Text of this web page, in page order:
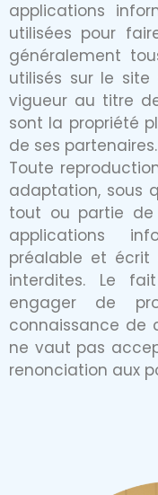
applications
utilisées pour
généralement
utilisés sur le
vigueur au titre
sont la propriété
de ses partenaires.
Toute
adaptation, sous
tout ou partie de
applications
préalable et écrit
interdites. Le
engager de
connaissance de
ne vaut pas
renonciation aux